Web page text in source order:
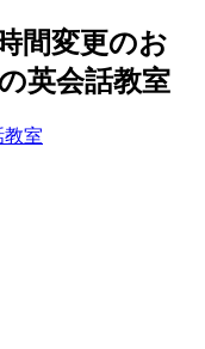
間変更のお
英会話教室